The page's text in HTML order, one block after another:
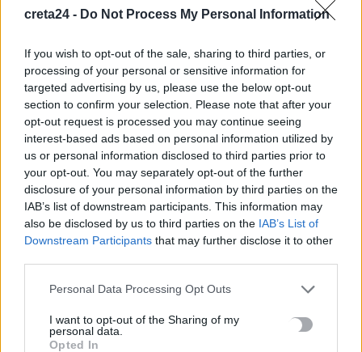
creta24 - Do Not Process My Personal Information
If you wish to opt-out of the sale, sharing to third parties, or
processing of your personal or sensitive information for
targeted advertising by us, please use the below opt-out
section to confirm your selection. Please note that after your
opt-out request is processed you may continue seeing
interest-based ads based on personal information utilized by
us or personal information disclosed to third parties prior to
your opt-out. You may separately opt-out of the further
disclosure of your personal information by third parties on the
IAB’s list of downstream participants. This information may
also be disclosed by us to third parties on the IAB’s List of
Downstream Participants that may further disclose it to other
Personal Data Processing Opt Outs
I want to opt-out of the Sharing of my
personal data.
Opted In
7 Αυγούστου, 2026
Κουνούπια: Σε εξέλιξη το πρόγραμμα καταπολέμησης στην
Κρήτη – Πώς μπορούν να ενημερώνονται και να συμμετέχουν
οι πολίτες
7 Αυγούστου, 2026
Marfin: Στην Ευελπίδων η 46χρονη που κατηγορείται για τον
φονικό εμπρησμό
7 Αυγούστου, 2026
Θεοδωρικάκος: Συμβάλλουμε στην εθνική ασφάλεια της
πατρίδας μας με νέο αναπτυξιακό καθεστώς για την Άμυνα
7 Αυγούστου, 2026